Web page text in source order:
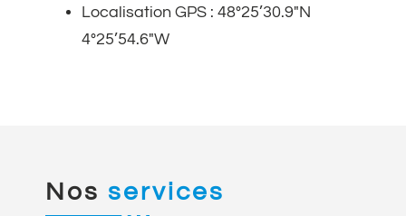
Localisation GPS : 48°25’30.9″N
4°25’54.6″W
Nos services